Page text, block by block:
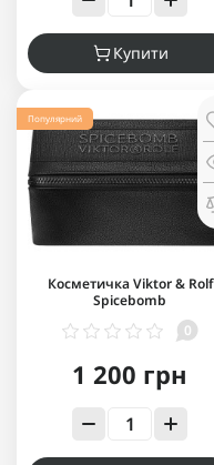
Купити
Популярний
Косметичка Viktor & Rolf
Spicebomb
0
1 200 грн